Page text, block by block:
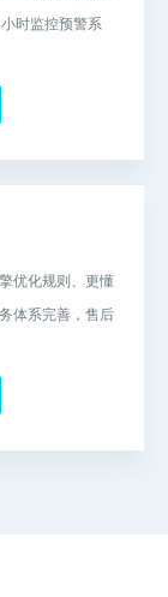
时监控预警系
优化规则、更懂
体系完善，售后